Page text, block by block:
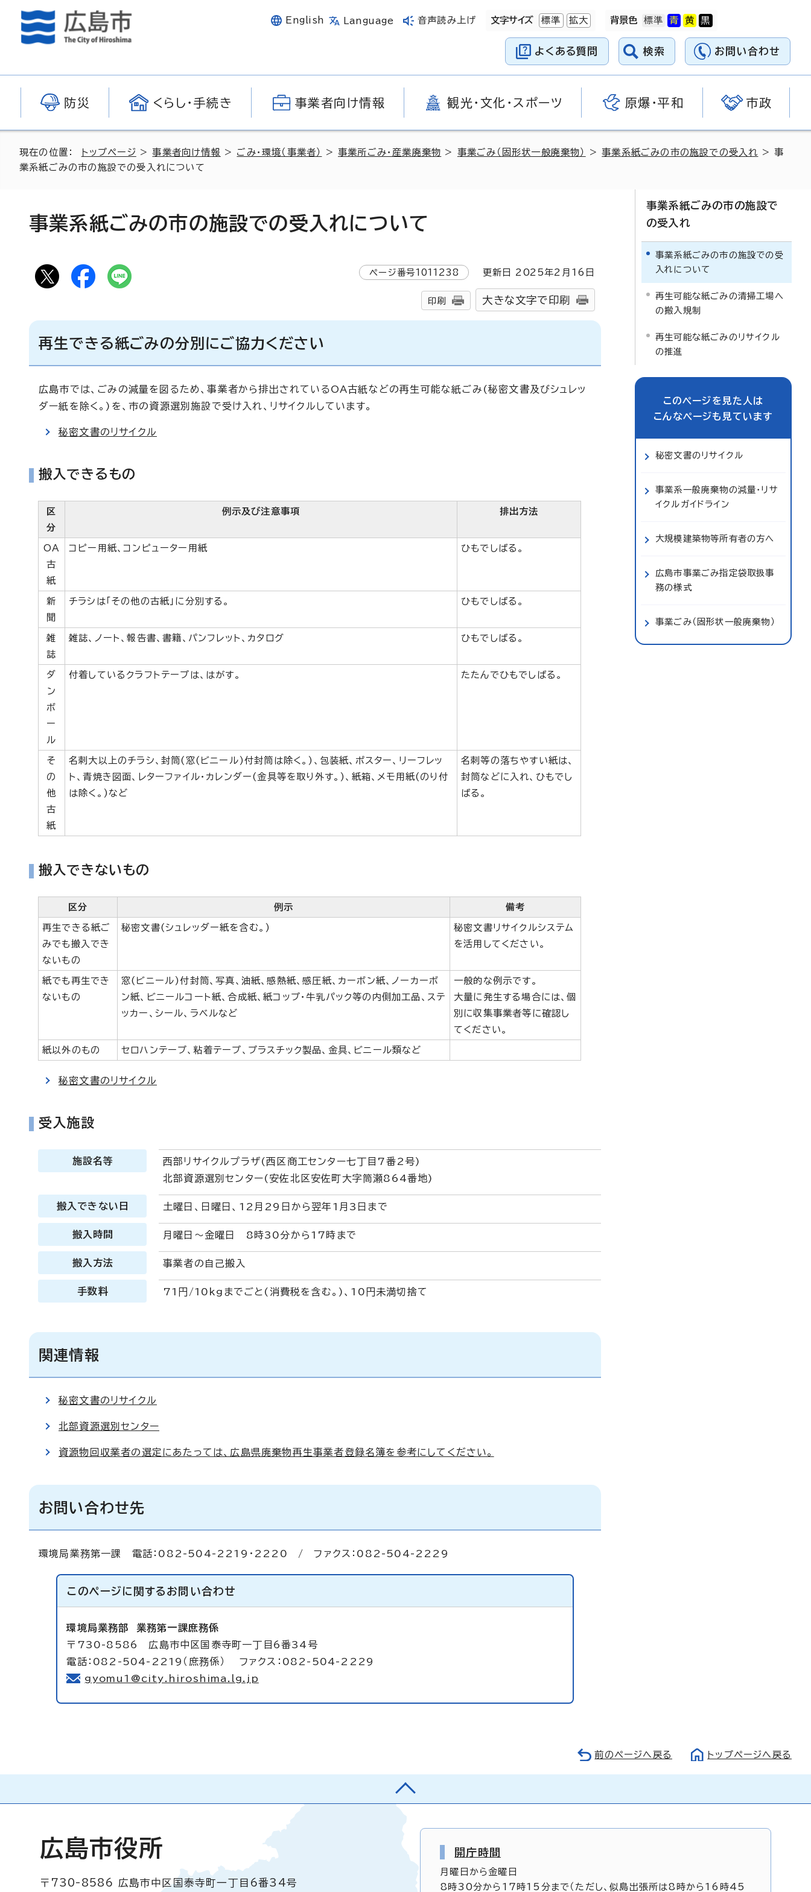
English Language 音声読み上げ 文字サイズ 標準 拡大 背景色
よくある質問 検索 お問い合わせ
防災 くらし・手続き 事業者向け情報 観光・文化・スポーツ 原爆・平和 市政
現在の位置： トップページ >事業者向け情報 > ごみ・環境（事業者） >事業所ごみ・産業廃棄物 > 事業ごみ（固形状一般廃棄物） >事業系紙ごみの市の施設での受入れ > 事
業系紙ごみの市の施設での受入れについて
事業系紙ごみの市の施設での受入れについて
ページ番号1011238 更新日 2025年2月 16 日
印刷 大きな文字で印刷
再生できる紙ごみの分別にご協力ください
広島市では、ごみの減量を図るため、事業者から排出されているOA古紙などの再生可能な紙ごみ(秘密文書及びシュレッ
ダー紙を除く。)を、市の資源選別施設で受け入れ、リサイクルしています。
秘密文書のリサイクル
搬入できるもの
区
分
例示及び注意事項 排出方法
OA
古
紙
コピー用紙、コンピューター用紙 ひもでしばる。
新
聞
チラシは「その他の古紙」に分別する。 ひもでしばる。
雑
誌
雑誌、ノート、報告書、書籍、パンフレット、カタログ ひもでしばる。
ダ
ン
ボ
ー
ル
付着しているクラフトテープは、はがす。 たたんでひもでしばる。
そ
の
他
古
紙
名刺大以上のチラシ、封筒(窓(ビニール)付封筒は除く。)、包装紙、ポスター、リーフレッ
ト、青焼き図面、レターファイル・カレンダー(金具等を取り外す。)、紙箱、メモ用紙(のり付
は除く。)など
名刺等の落ちやすい紙は、
封筒などに入れ、ひもでし
ばる。
搬入できないもの
区分 例示 備考
再生できる紙ご
みでも搬入でき
ないもの
秘密文書(シュレッダー紙を含む。)
秘密文書リサイクルシステム
を活用してください。
紙でも再生でき
ないもの
窓(ビニール)付封筒、写真、油紙、感熱紙、感圧紙、カーボン紙、ノーカーボ
ン紙、ビニールコート紙、合成紙、紙コップ・牛乳パック等の内側加工品、ステ
ッカー、シール、ラベルなど
一般的な例示です。
大量に発生する場合には、個
別に収集事業者等に確認し
てください。
紙以外のもの セロハンテープ、粘着テープ、プラスチック製品、金具、ビニール類など
秘密文書のリサイクル
受入施設
施設名等
西部リサイクルプラザ(西区商工センター七丁目7番2号)
北部資源選別センター(安佐北区安佐町大字筒瀬864番地)
搬入できない日 土曜日、日曜日、12月29日から翌年1月3日まで
搬入時間 月曜日～金曜日 8時30分から17時まで
搬入方法 事業者の自己搬入
手数料 71円/10kgまでごと(消費税を含む。)、10円未満切捨て
関連情報
秘密文書のリサイクル
北部資源選別センター
資源物回収業者の選定にあたっては、広島県廃棄物再生事業者登録名簿を参考にしてください。
お問い合わせ先
環境局業務第一課 電話：082-504-2219・2220 / ファクス：082-504-2229
このページに関する お問い合わせ
環境局業務部 業務第一課庶務係
〒730-8586 広島市中区国泰寺町一丁目6番34号
電話：082-504-2219（庶務係） ファクス：082-504-2229
gyomu1@city.hiroshima.lg.jp
事業系紙ごみの市の施設で
の受入れ
事業系紙ごみの市の施設での受
入れについて
再生可能な紙ごみの清掃工場へ
の搬入規制
再生可能な紙ごみのリサイクル
の推進
このページを見た人は
こんなページも見ています
秘密文書のリサイクル
事業系一般廃棄物の減量・リサ
イクルガイドライン
大規模建築物等所有者の方へ
広島市事業ごみ指定袋取扱事
務の様式
事業ごみ（固形状一般廃棄物）
前のページへ戻る トップページへ戻る
広島市役所
〒730-8586 広島市中区国泰寺町一丁目6番34号
開庁時間
月曜日から金曜日
8時30分から17時15分まで（ただし、似島出張所は8時から16時45